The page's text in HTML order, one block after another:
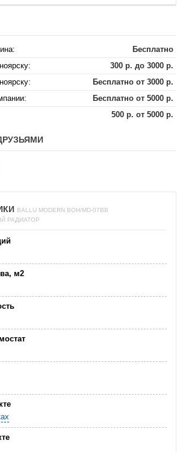
Бесплатно
300 р. до 3000 р.
Бесплатно от 3000 р.
Бесплатно от 5000 р.
500 р. от 5000 р.
BALLU MODERN BOH/MD-07BB
РАДИАТОР
м2